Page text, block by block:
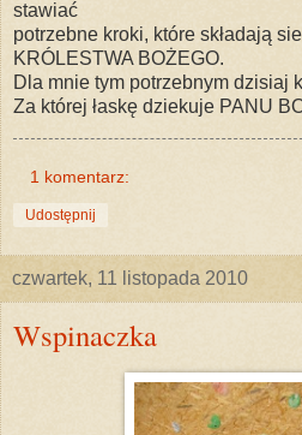
stawiać
potrzebne kroki, które składają
KRÓLESTWA BOŻEGO.
Dla mnie tym potrzebnym dzisiaj
Za której łaskę dziekuje PANU
1 komentarz:
Udostępnij
czwartek, 11 listopada 2010
Wspinaczka